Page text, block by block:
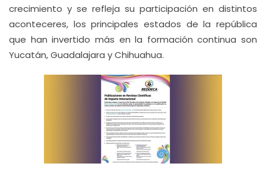
crecimiento y se refleja su participación en distintos
aconteceres, los principales estados de la república
que han invertido más en la formación continua son
Yucatán, Guadalajara y Chihuahua.